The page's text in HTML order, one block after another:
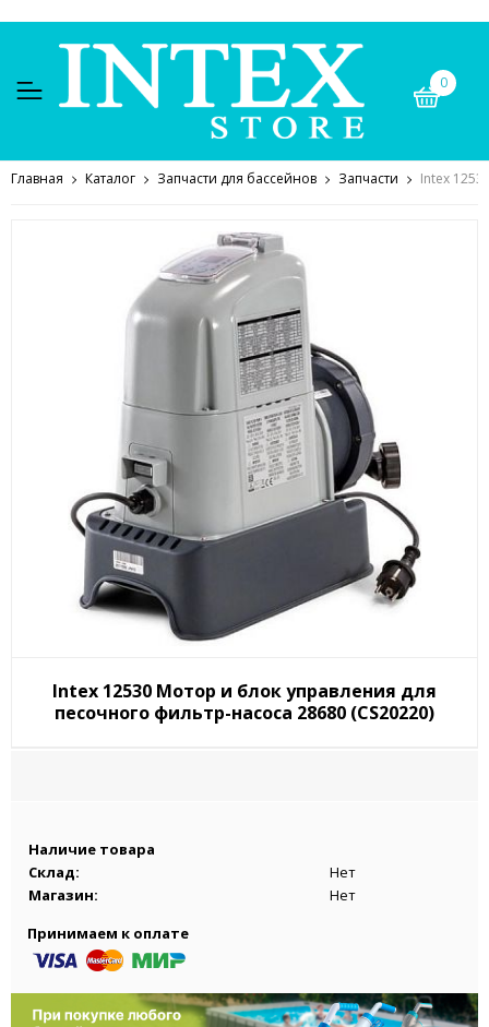
0
Главная Каталог Запчасти для бассейнов Запчасти Intex
Intex 12530 Мотор и блок управления для
песочного фильтр-насоса 28680 (CS20220)
Наличие товара
Склад:
Нет
Магазин:
Нет
Принимаем к оплате